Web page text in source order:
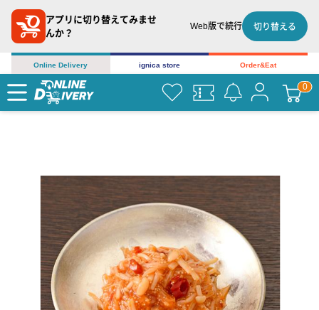
アプリに切り替えてみませ
んか？
Web版で続行 切り替える
Online Delivery ignica store Order&Eat